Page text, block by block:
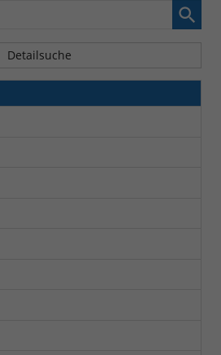
Detailsuche